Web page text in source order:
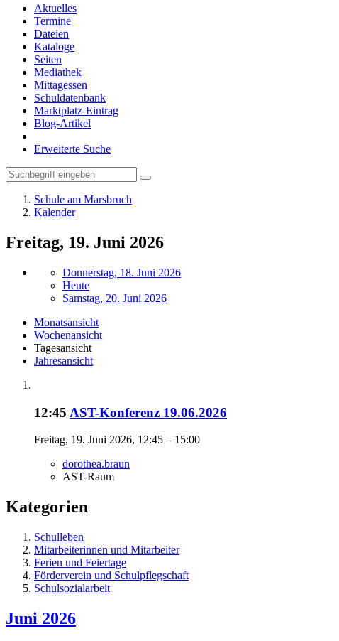
Aktuelles
Termine
Dateien
Kataloge
Seiten
Mediathek
Mittagessen
Schuldatenbank
Marktplatz-Eintrag
Blog-Artikel
Erweiterte Suche
Schule am Marsbruch
Kalender
Freitag, 19. Juni 2026
Donnerstag, 18. Juni 2026
Heute
Samstag, 20. Juni 2026
Monatsansicht
Wochenansicht
Tagesansicht
Jahresansicht
12:45 AST-Konferenz 19.06.2026
Freitag, 19. Juni 2026, 12:45 – 15:00
dorothea.braun
AST-Raum
Kategorien
Schulleben
Mitarbeiterinnen und Mitarbeiter
Ferien und Feiertage
Förderverein und Schulpflegschaft
Schulsozialarbeit
Juni 2026